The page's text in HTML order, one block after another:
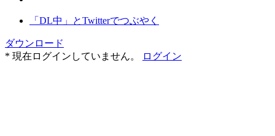
「DL中」とTwitterでつぶやく
ダウンロード
* 現在ログインしていません。
ログイン